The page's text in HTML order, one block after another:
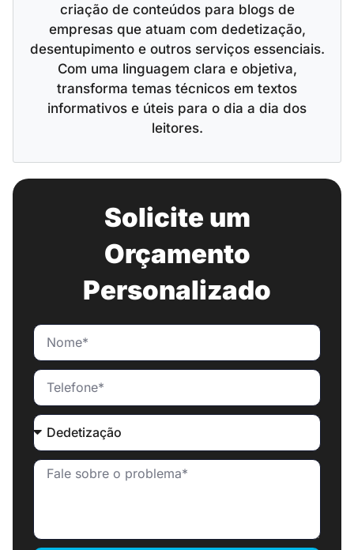
criação de conteúdos para blogs de
empresas que atuam com dedetização,
desentupimento e outros serviços essenciais.
Com uma linguagem clara e objetiva,
transforma temas técnicos em textos
informativos e úteis para o dia a dia dos
leitores.
Solicite um
Orçamento
Personalizado